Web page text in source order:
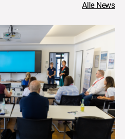
Alle News